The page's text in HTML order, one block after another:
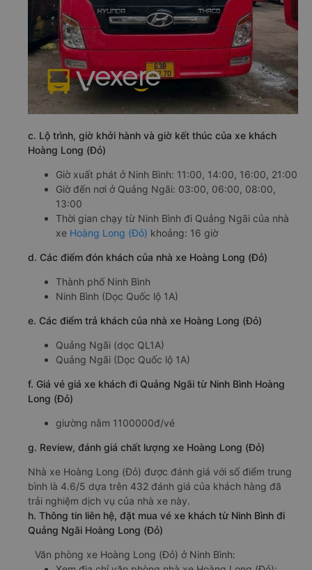
c. Lộ trình, giờ khởi hành và giờ kết thúc của xe khách
Hoàng Long (Đỏ)
Giờ xuất phát ở Ninh Bình: 11:00, 14:00, 16:00, 21:00
Giờ đến nơi ở Quảng Ngãi: 03:00, 06:00, 08:00,
13:00
Thời gian chạy từ Ninh Bình đi Quảng Ngãi của nhà
xe Hoàng Long (Đỏ) khoảng: 16 giờ
d. Các điểm đón khách của nhà xe Hoàng Long (Đỏ)
Thành phố Ninh Bình
Ninh Bình (Dọc Quốc lộ 1A)
e. Các điểm trả khách của nhà xe Hoàng Long (Đỏ)
Quảng Ngãi (dọc QL1A)
Quảng Ngãi (Dọc Quốc lộ 1A)
f. Giá vé giá xe khách đi Quảng Ngãi từ Ninh Bình Hoàng
Long (Đỏ)
giường nằm 1100000đ/vé
g. Review, đánh giá chất lượng xe Hoàng Long (Đỏ)
Nhà xe Hoàng Long (Đỏ) được đánh giá với số điểm trung
bình là 4.6/5 dựa trên 432 đánh giá của khách hàng đã
trải nghiệm dịch vụ của nhà xe này.
h. Thông tin liên hệ, đặt mua vé xe khách từ Ninh Bình đi
Quảng Ngãi Hoàng Long (Đỏ)
Văn phòng xe Hoàng Long (Đỏ) ở Ninh Bình: